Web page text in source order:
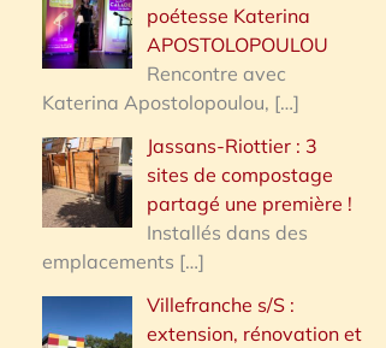
poétesse Katerina
APOSTOLOPOULOU
Rencontre avec
Katerina Apostolopoulou, […]
Jassans-Riottier : 3
sites de compostage
partagé une première !
Installés dans des
emplacements […]
Villefranche s/S :
extension, rénovation et